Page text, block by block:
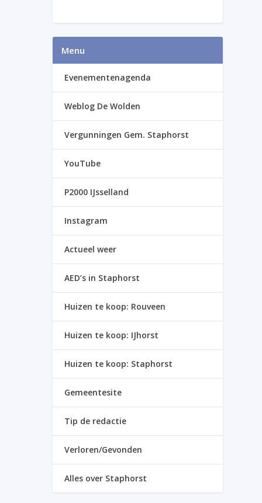
Menu
Evenementenagenda
Weblog De Wolden
Vergunningen Gem. Staphorst
YouTube
P2000 IJsselland
Instagram
Actueel weer
AED’s in Staphorst
Huizen te koop: Rouveen
Huizen te koop: IJhorst
Huizen te koop: Staphorst
Gemeentesite
Tip de redactie
Verloren/Gevonden
Alles over Staphorst